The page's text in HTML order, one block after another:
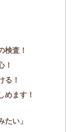
検査！
！
る！
めます！
たい」